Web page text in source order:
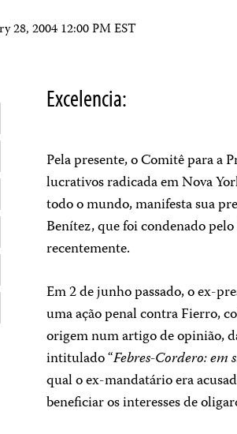
28, 2004 12:00 PM EST
Excelencia:
Pela presente, o Comitê para a
lucrativos radicada em Nova
todo o mundo, manifesta sua
Benítez, que foi condenado
recentemente.
Em 2 de junho passado, o ex-
uma ação penal contra Fierro,
origem num artigo de opinião,
intitulado “Febres-Cordero: em
qual o ex-mandatário era
beneficiar os interesses de